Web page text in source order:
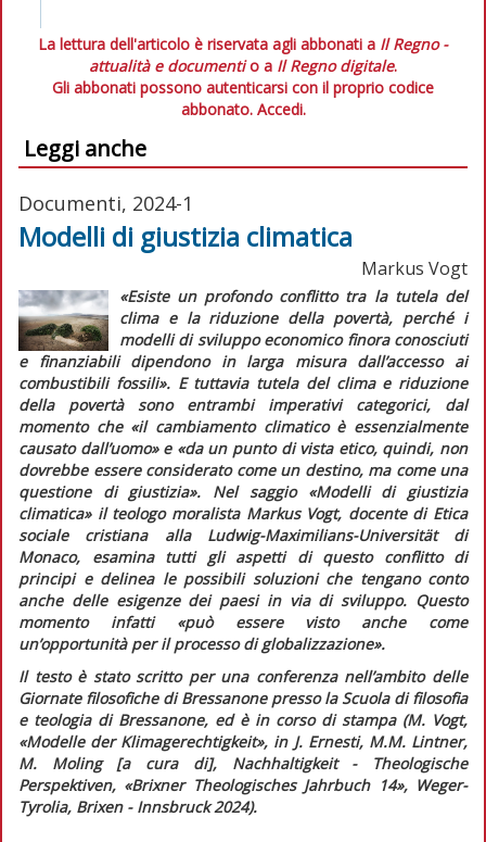
La lettura dell'articolo è riservata agli abbonati a Il Regno -
attualità e documentio a Il Regno digitale.
Gli abbonati possono autenticarsi con il proprio codice
abbonato. Accedi.
Leggi anche
Documenti, 2024-1
Modelli di giustizia climatica
Markus Vogt
«Esiste un profondo conflitto tra la tutela del
clima e la riduzione della povertà, perché i
modelli di sviluppo economico finora conosciuti
e finanziabili dipendono in larga misura dall’accesso ai
combustibili fossili». E tuttavia tutela del clima e riduzione
della povertà sono entrambi imperativi categorici, dal
momento che «il cambiamento climatico è essenzialmente
causato dall’uomo»e «da un punto di vista etico, quindi, non
dovrebbe essere considerato come un destino, ma come una
questione di giustizia». Nel saggio «Modelli di giustizia
climatica» il teologo moralista Markus Vogt, docente di Etica
sociale cristiana alla Ludwig-Maximilians-Universität di
Monaco, esamina tutti gli aspetti di questo conflitto di
principi e delinea le possibili soluzioni che tengano conto
anche delle esigenze dei paesi in via di sviluppo. Questo
momento infatti «può essere visto anche come
un’opportunità per il processo di globalizzazione».
Il testo è stato scritto per una conferenza nell’ambito delle
Giornate filosofiche di Bressanone presso la Scuola di filosofia
e teologia di Bressanone, ed è in corso di stampa (M. Vogt,
«Modelle der Klimagerechtigkeit», in J. Ernesti, M.M. Lintner,
M. Moling [a cura di], Nachhaltigkeit - Theologische
Perspektiven, «Brixner Theologisches Jahrbuch 14», Weger-
Tyrolia, Brixen - Innsbruck 2024).